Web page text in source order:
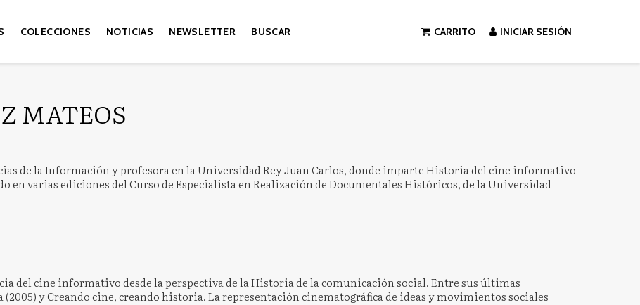
COLECCIONES NOTICIAS NEWSLETTER BUSCAR CARRITO INICIAR SESIÓN
MATEOS
de la Información y profesora en la Universidad Rey Juan Carlos, donde imparte Historia del cine informativo
en varias ediciones del Curso de Especialista en Realización de Documentales Históricos, de la Universidad
del cine informativo desde la perspectiva de la Historia de la comunicación social. Entre sus últimas
y Creando cine, creando historia. La representación cinematográfica de ideas y movimientos sociales